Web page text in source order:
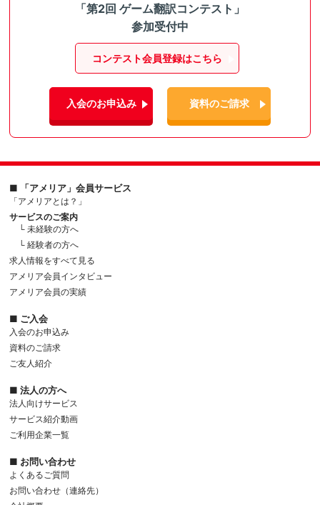
「第2回 ゲーム翻訳コンテスト」
参加受付中
コンテスト会員登録はこちら
入会のお申込み 資料のご請求
■ 「アメリア」会員サービス
「アメリアとは？」
サービスのご案内
└ 未経験の方へ
└ 経験者の方へ
求人情報をすべて見る
アメリア会員インタビュー
アメリア会員の実績
■ ご入会
入会のお申込み
資料のご請求
ご友人紹介
■ 法人の方へ
法人向けサービス
サービス紹介動画
ご利用企業一覧
■ お問い合わせ
よくあるご質問
お問い合わせ（連絡先）